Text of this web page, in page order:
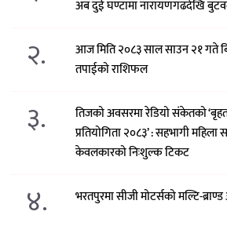
अब दुई घण्टामा नारायणगढदेखि
२.
आज मिति २०८३ साल साउन २१ गते
तपाईको राशिफल
३.
तिजको अवसरमा रेडियो संकेतको
प्रतियोगिता २०८३’ : सहभागी
केवलकारको निःशुल्क टिकट
४. भरतपुरमा सीजी मोटर्सको मल्टि-